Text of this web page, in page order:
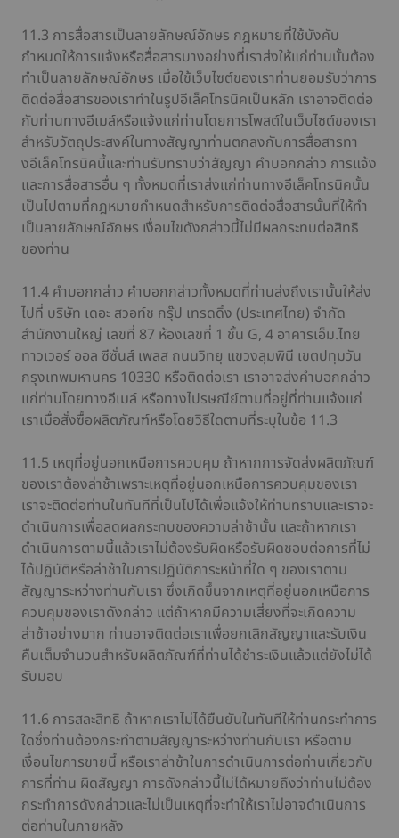
11.3 การสื่อสารเป็นลายลักษณ์อักษร กฎหมายที่ใช้บังคับ
กำหนดให้การแจ้งหรือสื่อสารบางอย่างที่เราส่งให้แก่ท่านนั้นต้อง
ทำเป็นลายลักษณ์อักษร เมื่อใช้เว็บไซต์ของเราท่านยอมรับว่าการ
ติดต่อสื่อสารของเราทำในรูปอีเล็คโทรนิคเป็นหลัก เราอาจติดต่อ
กับท่านทางอีเมล์หรือแจ้งแก่ท่านโดยการโพสต์ในเว็บไซต์ของเรา
สำหรับวัตถุประสงค์ในทางสัญญาท่านตกลงกับการสื่อสารทา
งอีเล็คโทรนิคนี้และท่านรับทราบว่าสัญญา คำบอกกล่าว การแจ้ง
และการสื่อสารอื่น ๆ ทั้งหมดที่เราส่งแก่ท่านทางอีเล็คโทรนิคนั้น
เป็นไปตามที่กฎหมายกำหนดสำหรับการติดต่อสื่อสารนั้นที่ให้ทำ
เป็นลายลักษณ์อักษร เงื่อนไขดังกล่าวนี้ไม่มีผลกระทบต่อสิทธิ
ของท่าน
11.4 คำบอกกล่าว คำบอกกล่าวทั้งหมดที่ท่านส่งถึงเรานั้นให้ส่ง
ไปที่ บริษัท เดอะ สวอท์ช กรุ๊ป เทรดดิ้ง (ประเทศไทย) จำกัด
สำนักงานใหญ่ เลขที่ 87 ห้องเลขที่ 1 ชั้น G, 4 อาคารเอ็ม.ไทย
ทาวเวอร์ ออล ซีซั่นส์ เพลส ถนนวิทยุ แขวงลุมพินี เขตปทุมวัน
กรุงเทพมหานคร 10330 หรือติดต่อเรา เราอาจส่งคำบอกกล่าว
แก่ท่านโดยทางอีเมล์ หรือทางไปรษณีย์ตามที่อยู่ที่ท่านแจ้งแก่
เราเมื่อสั่งซื้อผลิตภัณฑ์หรือโดยวิธีใดตามที่ระบุในข้อ 11.3
11.5 เหตุที่อยู่นอกเหนือการควบคุม ถ้าหากการจัดส่งผลิตภัณฑ์
ของเราต้องล่าช้าเพราะเหตุที่อยู่นอกเหนือการควบคุมของเรา
เราจะติดต่อท่านในทันทีที่เป็นไปได้เพื่อแจ้งให้ท่านทราบและเราจะ
ดำเนินการเพื่อลดผลกระทบของความล่าช้านั้น และถ้าหากเรา
ดำเนินการตามนี้แล้วเราไม่ต้องรับผิดหรือรับผิดชอบต่อการที่ไม่
ได้ปฏิบัติหรือล่าช้าในการปฏิบัติภาระหน้าที่ใด ๆ ของเราตาม
สัญญาระหว่างท่านกับเรา ซึ่งเกิดขึ้นจากเหตุที่อยู่นอกเหนือการ
ควบคุมของเราดังกล่าว แต่ถ้าหากมีความเสี่ยงที่จะเกิดความ
ล่าช้าอย่างมาก ท่านอาจติดต่อเราเพื่อยกเลิกสัญญาและรับเงิน
คืนเต็มจำนวนสำหรับผลิตภัณฑ์ที่ท่านได้ชำระเงินแล้วแต่ยังไม่ได้
รับมอบ
11.6 การสละสิทธิ ถ้าหากเราไม่ได้ยืนยันในทันทีให้ท่านกระทำการ
ใดซึ่งท่านต้องกระทำตามสัญญาระหว่างท่านกับเรา หรือตาม
เงื่อนไขการขายนี้ หรือเราล่าช้าในการดำเนินการต่อท่านเกี่ยวกับ
การที่ท่าน ผิดสัญญา การดังกล่าวนี้ไม่ได้หมายถึงว่าท่านไม่ต้อง
กระทำการดังกล่าวและไม่เป็นเหตุที่จะทำให้เราไม่อาจดำเนินการ
ต่อท่านในภายหลัง